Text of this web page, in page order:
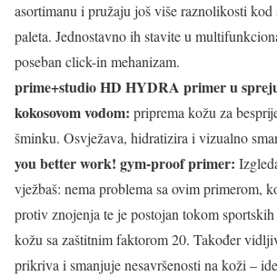
asortimanu i pružaju još više raznolikosti kod
paleta. Jednostavno ih stavite u
poseban click-in mehanizam.
prime+studio HD HYDRA primer u
kokosovom vodom: priprema kožu za
šminku. Osvježava, hidratizira i vizualno
you better work! gym-proof primer:
vježbaš: nema problema sa ovim primerom,
protiv znojenja te je postojan tokom
kožu sa zaštitnim faktorom 20. Također
prikriva i smanjuje nesavršenosti na koži –